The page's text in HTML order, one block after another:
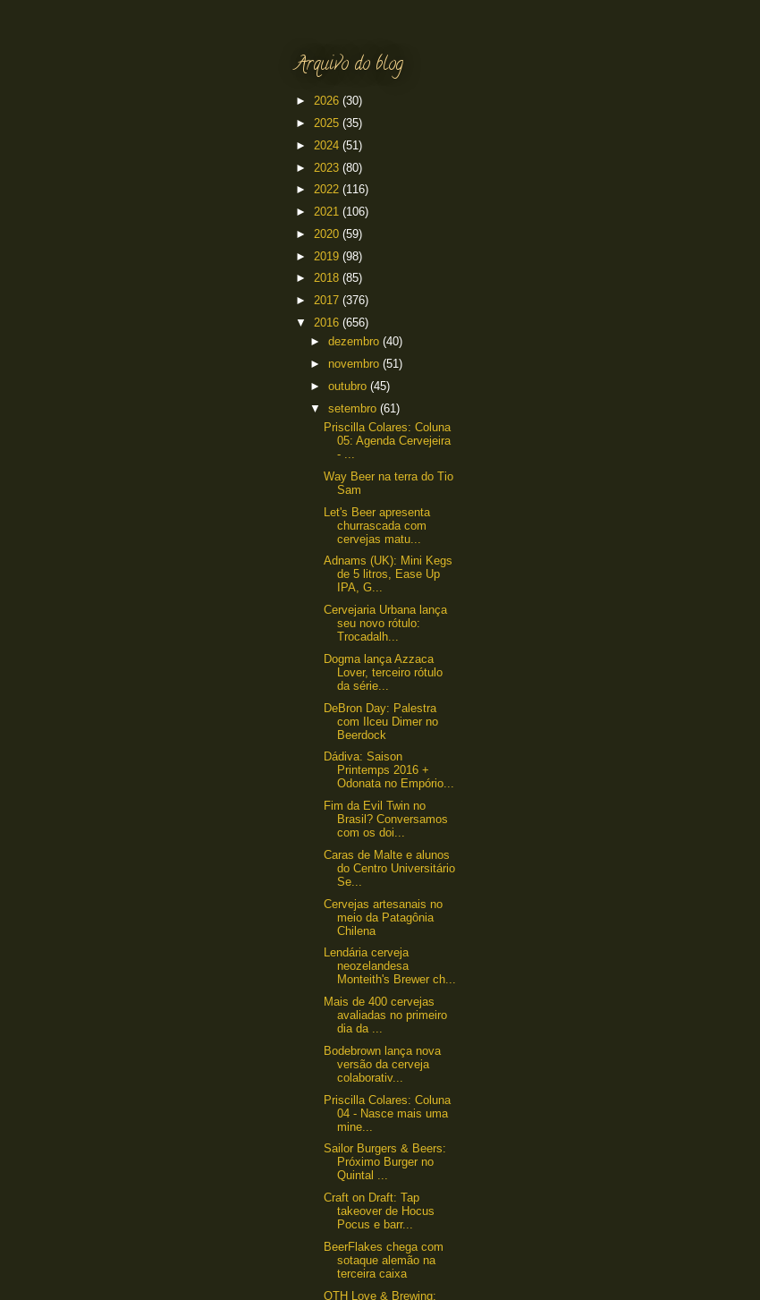
Arquivo do blog
► 2026 (30)
► 2025 (35)
► 2024 (51)
► 2023 (80)
► 2022 (116)
► 2021 (106)
► 2020 (59)
► 2019 (98)
► 2018 (85)
► 2017 (376)
▼ 2016 (656)
► dezembro (40)
► novembro (51)
► outubro (45)
▼ setembro (61)
Priscilla Colares: Coluna
05: Agenda Cervejeira
- ...
Way Beer na terra do Tio
Sam
Let's Beer apresenta
churrascada com
cervejas matu...
Adnams (UK): Mini Kegs
de 5 litros, Ease Up
IPA, G...
Cervejaria Urbana lança
seu novo rótulo:
Trocadalh...
Dogma lança Azzaca
Lover, terceiro rótulo
da série...
DeBron Day: Palestra
com Ilceu Dimer no
Beerdock
Dádiva: Saison
Printemps 2016 +
Odonata no Empório...
Fim da Evil Twin no
Brasil? Conversamos
com os doi...
Caras de Malte e alunos
do Centro Universitário
Se...
Cervejas artesanais no
meio da Patagônia
Chilena
Lendária cerveja
neozelandesa
Monteith's Brewer ch...
Mais de 400 cervejas
avaliadas no primeiro
dia da ...
Bodebrown lança nova
versão da cerveja
colaborativ...
Priscilla Colares: Coluna
04 - Nasce mais uma
mine...
Sailor Burgers & Beers:
Próximo Burger no
Quintal ...
Craft on Draft: Tap
takeover de Hocus
Pocus e barr...
BeerFlakes chega com
sotaque alemão na
terceira caixa
OTH Love & Brewing: